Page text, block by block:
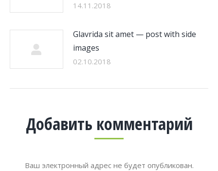
14.11.2018
Glavrida sit amet — post with side
images
02.10.2018
Добавить комментарий
Ваш электронный адрес не будет опубликован.